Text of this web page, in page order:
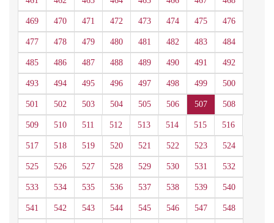
469 470 471 472 473 474 475 476
477 478 479 480 481 482 483 484
485 486 487 488 489 490 491 492
493 494 495 496 497 498 499 500
501 502 503 504 505 506 507 508
509 510 511 512 513 514 515 516
517 518 519 520 521 522 523 524
525 526 527 528 529 530 531 532
533 534 535 536 537 538 539 540
541 542 543 544 545 546 547 548